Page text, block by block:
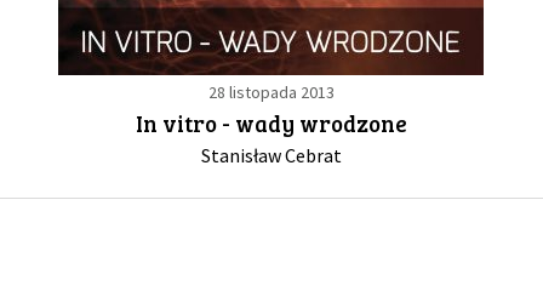
PARTNERZY
NEWSLETTER
28 listopada 2013
In vitro - wady wrodzone
Stanisław Cebrat